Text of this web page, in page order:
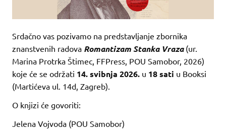
Srdačno vas pozivamo na predstavljanje zbornika
znanstvenih radova Romantizam Stanka Vraza(ur.
Marina Protrka Štimec, FFPress, POU Samobor, 2026)
koje će se održati 14. svibnja 2026. u 18 sati u Booksi
(Martićeva ul. 14d, Zagreb).
O knjizi će govoriti:
Jelena Vojvoda (POU Samobor)